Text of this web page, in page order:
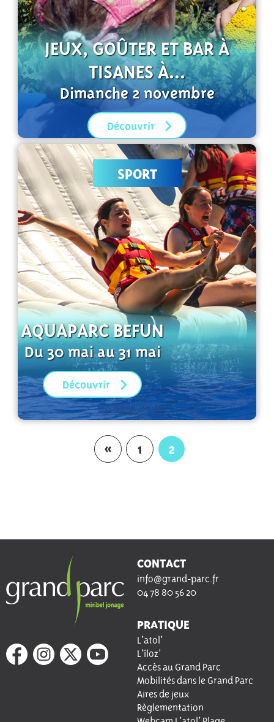
JEUX, GOÛTER ET BAR À
TISANES À...
Dimanche 2 novembre
Découvrir
SPORT
AQUAPARC BEFUN
Du 30 mai au 31 mai
Découvrir
« 1 2
CONTACT
info@grand-parc.fr
04 78 80 56 20
PRATIQUE
L’atol’
L’îloz’
Accès au Grand Parc
Mobilités dans le Grand Parc
Aires de jeux
Règlementation